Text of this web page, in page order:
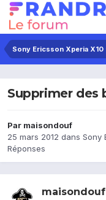
Supprimer des
Par maisondouf
25 mars 2012 dans Sony
Réponses
maisondouf